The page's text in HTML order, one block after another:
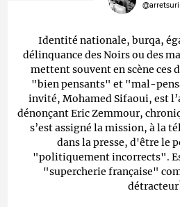
Identité nationale, burqa,
délinquance des Noirs ou des
mettent souvent en scène ces
"bien pensants" et "mal-
invité, Mohamed Sifaoui, est
dénonçant Eric Zemmour,
s’est assigné la mission, à la
dans la presse, d'être le
"politiquement incorrects".
"supercherie française"